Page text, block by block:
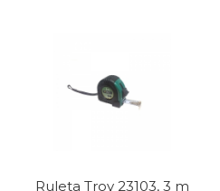
Ruleta Troy 23103, 3 m